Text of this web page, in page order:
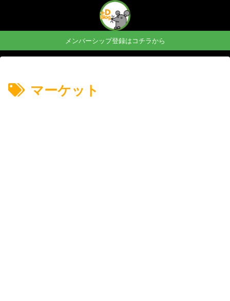
メンバーシップ登録はコチラから
マーケット